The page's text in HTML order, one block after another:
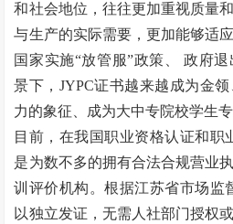
和社会地位，往往更加重视质量
与生产的实际需要，更加能够适
国家实施“放管服”政策、
政府退
景下，JYPC证书越来越成为金
力的象征、成为大中专院校学生
目前，在我国职业资格认证和职
是为数不多的拥有合法合规营业
训评价机构。根据江苏省市场监
以独立发证，无需人社部门授权